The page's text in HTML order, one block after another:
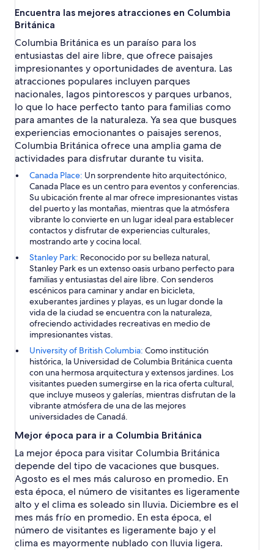
Encuentra las mejores atracciones en Columbia
Británica
Columbia Británica es un paraíso para los
entusiastas del aire libre, que ofrece paisajes
impresionantes y oportunidades de aventura. Las
atracciones populares incluyen parques
nacionales, lagos pintorescos y parques urbanos,
lo que lo hace perfecto tanto para familias como
para amantes de la naturaleza. Ya sea que busques
experiencias emocionantes o paisajes serenos,
Columbia Británica ofrece una amplia gama de
actividades para disfrutar durante tu visita.
Canada Place: Un sorprendente hito arquitectónico,
Canada Place es un centro para eventos y conferencias.
Su ubicación frente al mar ofrece impresionantes vistas
del puerto y las montañas, mientras que la atmósfera
vibrante lo convierte en un lugar ideal para establecer
contactos y disfrutar de experiencias culturales,
mostrando arte y cocina local.
Stanley Park: Reconocido por su belleza natural,
Stanley Park es un extenso oasis urbano perfecto para
familias y entusiastas del aire libre. Con senderos
escénicos para caminar y andar en bicicleta,
exuberantes jardines y playas, es un lugar donde la
vida de la ciudad se encuentra con la naturaleza,
ofreciendo actividades recreativas en medio de
impresionantes vistas.
University of British Columbia: Como institución
histórica, la Universidad de Columbia Británica cuenta
con una hermosa arquitectura y extensos jardines. Los
visitantes pueden sumergirse en la rica oferta cultural,
que incluye museos y galerías, mientras disfrutan de la
vibrante atmósfera de una de las mejores
universidades de Canadá.
Mejor época para ir a Columbia Británica
La mejor época para visitar Columbia Británica
depende del tipo de vacaciones que busques.
Agosto es el mes más caluroso en promedio. En
esta época, el número de visitantes es ligeramente
alto y el clima es soleado sin lluvia. Diciembre es el
mes más frío en promedio. En esta época, el
número de visitantes es ligeramente bajo y el
clima es mayormente nublado con lluvia ligera.